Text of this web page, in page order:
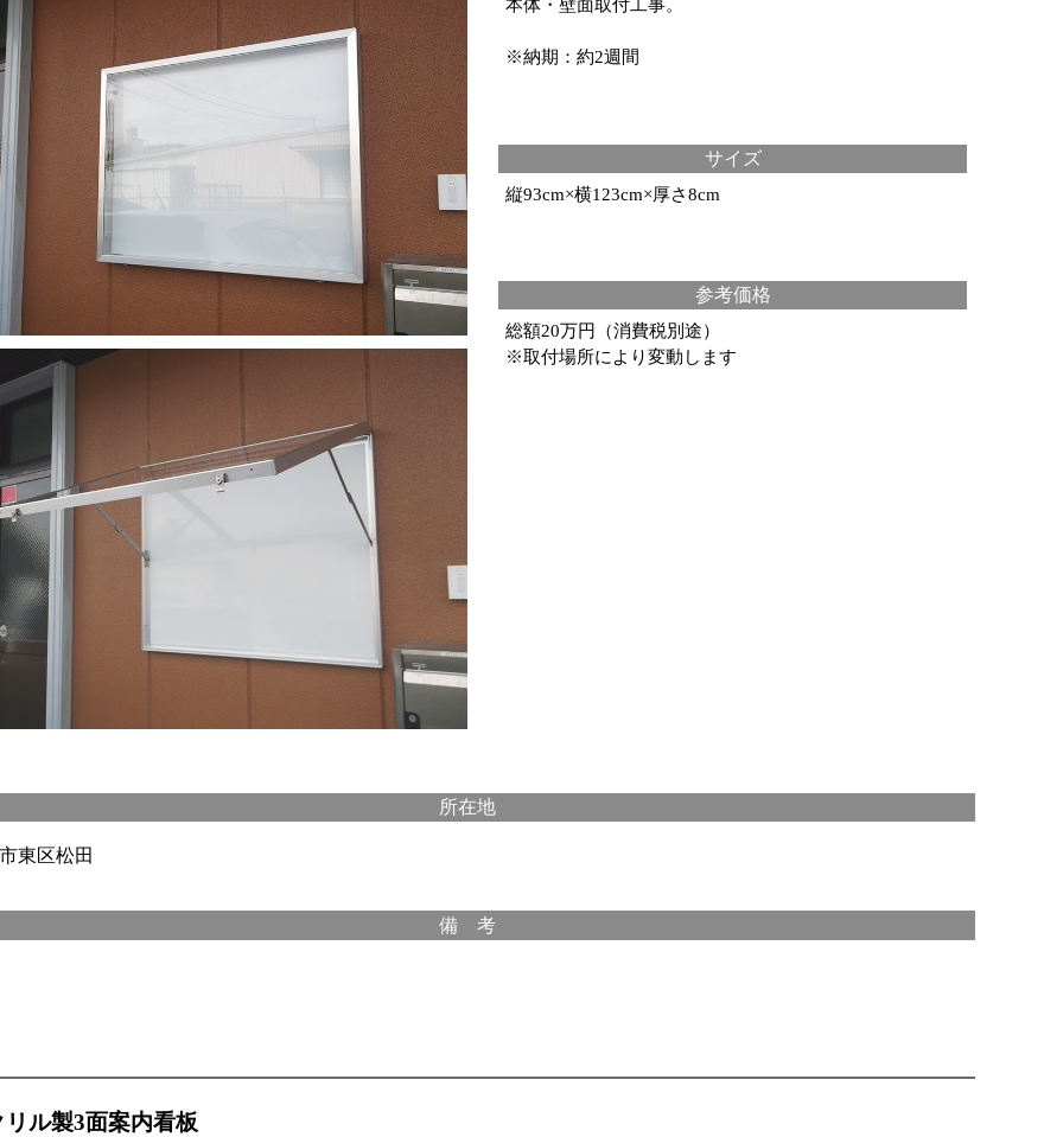
本体・壁面取付工事。
※納期：約2週間
サイズ
縦93cm×横123cm×厚さ8cm
参考価格
総額20万円（消費税別途）
※取付場所により変動します
所在地
東区松田
備 考
リル製3面案内看板